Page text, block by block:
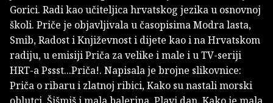
Gorici. Radi kao učiteljica hrvatskog jezika u osnovnoj
školi. Priče je objavljivala u časopisima Modra lasta,
Smib, Radost i Književnost i dijete kao i na Hrvatskom
radiju, u emisiji Priča za velike i male i u TV-seriji
HRT-a Pssst...Priča!. Napisala je brojne slikovnice:
Priča o ribaru i zlatnoj ribici, Kako su nastali morski